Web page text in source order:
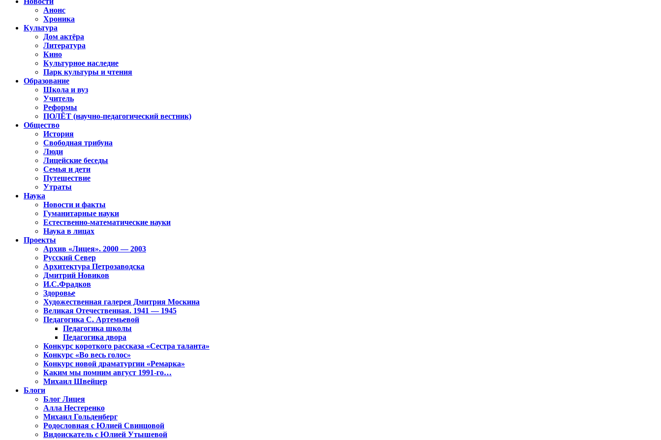
Анонс
Хроника
Культура
Дом актёра
Литература
Кино
Культурное наследие
Парк культуры и чтения
Образование
Школа и вуз
Учитель
Реформы
ПОЛЁТ (научно-педагогический вестник)
Общество
История
Свободная трибуна
Люди
Лицейские беседы
Семья и дети
Путешествие
Утраты
Наука
Новости и факты
Гуманитарные науки
Естественно-математические науки
Наука в лицах
Проекты
Архив «Лицея». 2000 — 2003
Русский Север
Архитектура Петрозаводска
Дмитрий Новиков
И.С.Фрадков
Здоровье
Художественная галерея Дмитрия Москина
Великая Отечественная. 1941 — 1945
Педагогика С. Артемьевой
Педагогика школы
Педагогика двора
Конкурс короткого рассказа «Сестра таланта»
Конкурс «Во весь голос»
Конкурс новой драматургии «Ремарка»
Каким мы помним август 1991-го…
Михаил Швейцер
Блоги
Блог Лицея
Алла Нестеренко
Михаил Гольденберг
Родословная с Юлией Свинцовой
Видоискатель с Юлией Утышевой